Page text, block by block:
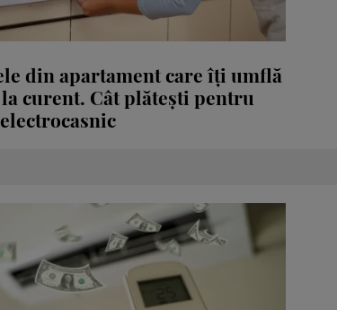
din apartament care îți umflă
curent. Cât plătești pentru